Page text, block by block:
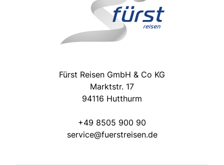
Fürst Reisen GmbH & Co KG
Marktstr. 17
94116 Hutthurm
+49 8505 900 90
service@fuerstreisen.de